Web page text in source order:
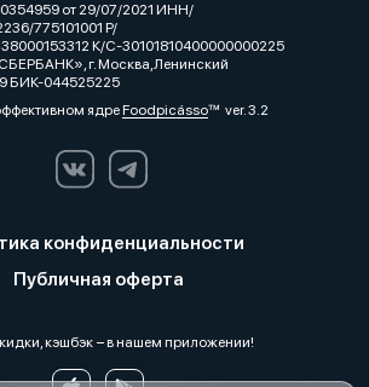
от 29/07/2021 ИНН/
775101001 Р/
К/С-30101810400000000225
г. Москва,Ленинский
БИК-044525225
ядреFoodpicássover. 3.2
конфиденциальности
Публичная оферта
кэшбэк − в нашем приложении!